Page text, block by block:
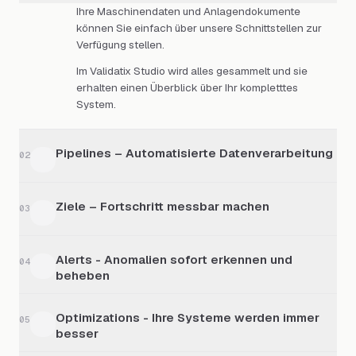
Ihre Maschinendaten und Anlagendokumente
können Sie einfach über unsere Schnittstellen zur
Verfügung stellen.
Im Validatix Studio wird alles gesammelt und sie
erhalten einen Überblick über Ihr kompletttes
System.
02 Pipelines – Automatisierte Datenverarbeitung
wenigen Klicks, unterstützt durch unseren KI-
Ausreißer-Erkennung, Lückenfüllung oder Sensor-
Drift-Korrektur oder lassen Sie die Pipeline ganz
03 Ziele – Fortschritt messbar machen
den Fortschritt automatisch.
04
Alerts - Anomalien sofort erkennen und
beheben
Subsystemen
05
Optimizations - Ihre Systeme werden immer
besser